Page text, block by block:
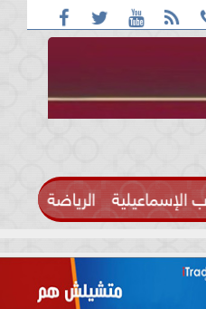
   والمحسوسة بالقاهرة 38 درجة
الإسماعيلية الرياضة